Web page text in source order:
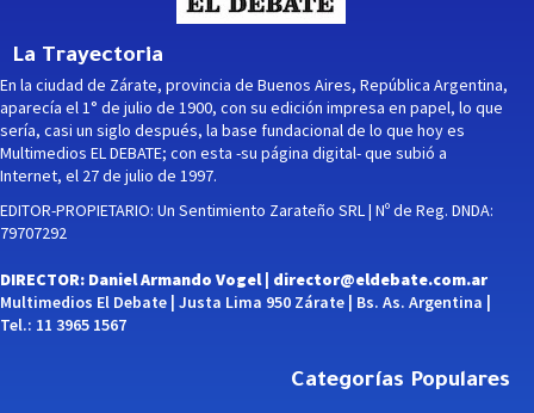
La Trayectoria
En la ciudad de Zárate, provincia de Buenos Aires, República Argentina,
aparecía el 1° de julio de 1900, con su edición impresa en papel, lo que
sería, casi un siglo después, la base fundacional de lo que hoy es
Multimedios EL DEBATE; con esta -su página digital- que subió a
Internet, el 27 de julio de 1997.
EDITOR-PROPIETARIO: Un Sentimiento Zarateño SRL | Nº de Reg. DNDA:
79707292
DIRECTOR: Daniel Armando Vogel | director@eldebate.com.ar
Multimedios El Debate | Justa Lima 950 Zárate | Bs. As. Argentina |
Tel.: 11 3965 1567
Categorías Populares